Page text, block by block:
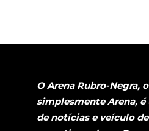
O Arena Rubro-Negra,
simplesmente Arena,
de notícias e veículo